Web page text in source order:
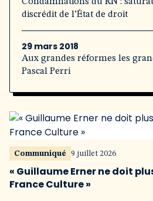
discrédit de l’État de droit
29 mars 2018
Aux grandes réformes les
Pascal Perri
Communiqué 9 juillet 2026
« Guillaume Erner ne doit
France Culture »